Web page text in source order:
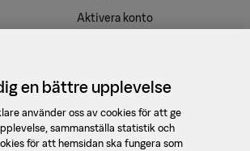
Aktivera konto
Kontakt
support@booli.se
08 - 410 475 90
en bättre upplevelse
använder oss av cookies för att ge
sammanställa statistik och
för att hemsidan ska fungera som